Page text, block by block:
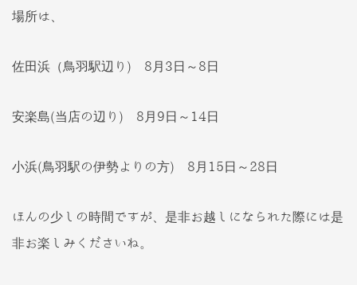
場所は、
佐田浜（鳥羽駅辺り) 8月3日～8日
安楽島(当店の辺り) 8月9日～14日
小浜(鳥羽駅の伊勢よりの方) 8月15日～28日
ほんの少しの時間ですが、是非お越しになられた際には是
非お楽しみくださいね。